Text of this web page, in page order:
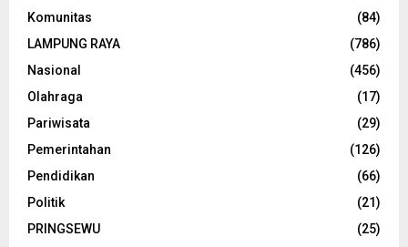
Komunitas
(84)
LAMPUNG RAYA
(786)
Nasional
(456)
Olahraga
(17)
Pariwisata
(29)
Pemerintahan
(126)
Pendidikan
(66)
Politik
(21)
PRINGSEWU
(25)